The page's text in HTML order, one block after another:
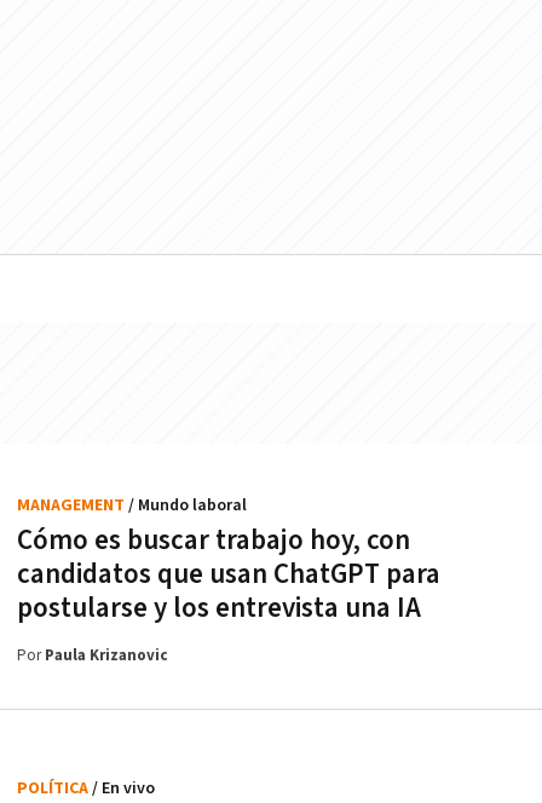
Cómo es buscar trabajo hoy, con
candidatos que usan ChatGPT para
postularse y los entrevista una IA
MANAGEMENT / Mundo laboral
PorPaula Krizanovic
POLÍTICA/ En vivo